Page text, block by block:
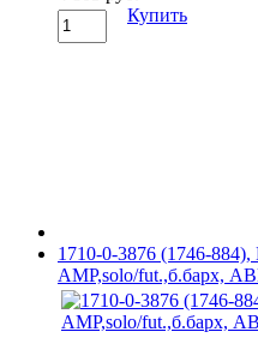
Купить
1710-0-3876 (1746-
AMP,solo/fut.,б.барх,